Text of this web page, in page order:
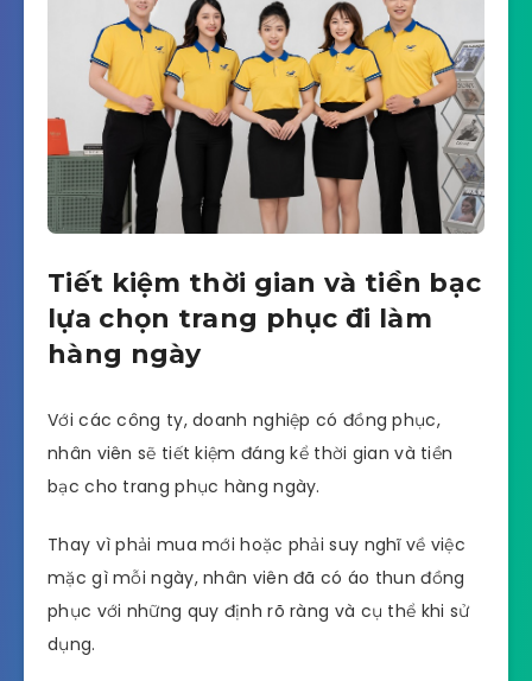
Tiết kiệm thời gian và tiền bạc
lựa chọn trang phục đi làm
hàng ngày
Với các công ty, doanh nghiệp có đồng phục,
nhân viên sẽ tiết kiệm đáng kể thời gian và tiền
bạc cho trang phục hàng ngày.
Thay vì phải mua mới hoặc phải suy nghĩ về việc
mặc gì mỗi ngày, nhân viên đã có áo thun đồng
phục với những quy định rõ ràng và cụ thể khi sử
dụng.